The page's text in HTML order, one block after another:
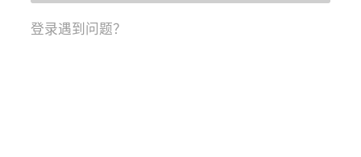
登录遇到问题？